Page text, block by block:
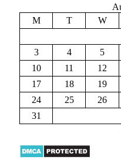
M
T W
3
4 5
10
11 12
17
18 19
24
25 26
31